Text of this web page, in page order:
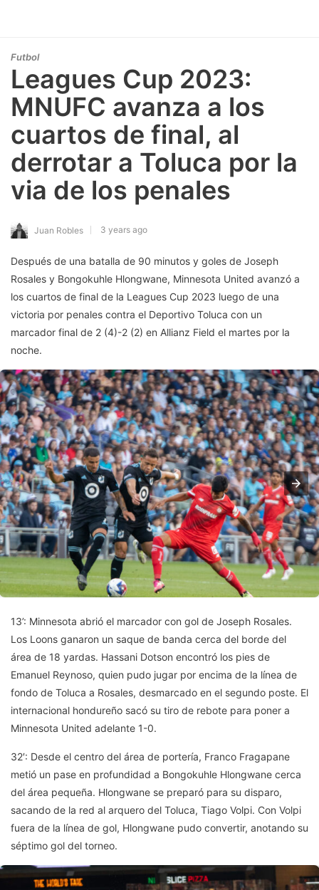
Futbol
Leagues Cup 2023:
MNUFC avanza a los
cuartos de final, al
derrotar a Toluca por la
via de los penales
Juan Robles 3 years ago
Después de una batalla de 90 minutos y goles de Joseph
Rosales y Bongokuhle Hlongwane, Minnesota United avanzó a
los cuartos de final de la Leagues Cup 2023 luego de una
victoria por penales contra el Deportivo Toluca con un
marcador final de 2 (4)-2 (2) en Allianz Field el martes por la
noche.
13’: Minnesota abrió el marcador con gol de Joseph Rosales.
Los Loons ganaron un saque de banda cerca del borde del
área de 18 yardas. Hassani Dotson encontró los pies de
Emanuel Reynoso, quien pudo jugar por encima de la línea de
fondo de Toluca a Rosales, desmarcado en el segundo poste. El
internacional hondureño sacó su tiro de rebote para poner a
Minnesota United adelante 1-0.
32′: Desde el centro del área de portería, Franco Fragapane
metió un pase en profundidad a Bongokuhle Hlongwane cerca
del área pequeña. Hlongwane se preparó para su disparo,
sacando de la red al arquero del Toluca, Tiago Volpi. Con Volpi
fuera de la línea de gol, Hlongwane pudo convertir, anotando su
séptimo gol del torneo.